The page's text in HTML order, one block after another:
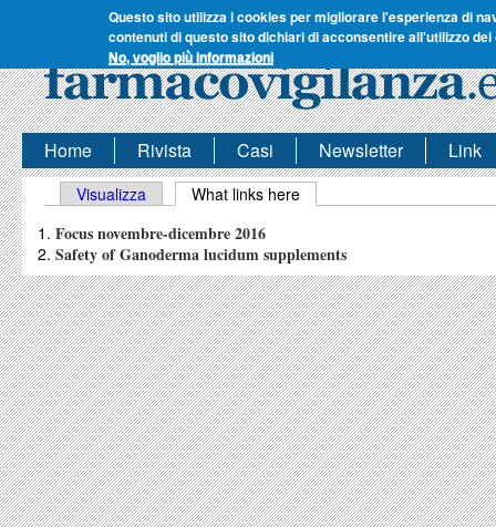
Questo sito utilizza i cookies per migliorare l'esperienza di
contenuti di questo sito dichiari di acconsentire all'utilizzo dei
No, voglio più informazioni
Home Rivista Casi Newsletter Link
Schede primarie
Visualizza What links here
Focus novembre-dicembre 2016
Safety of Ganoderma lucidum supplements